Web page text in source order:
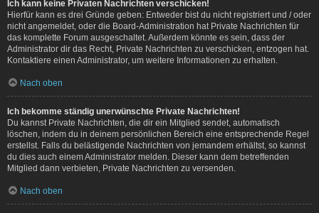
Ich kann keine Privaten Nachrichten verschicken!
Hierfür kann es drei Gründe geben: Entweder bist du nicht registriert und / oder
nicht angemeldet, oder die Board-Administration hat Private Nachrichten für
das komplette Forum ausgeschaltet. Außerdem könnte es sein, dass der
Administrator dir das Recht, Private Nachrichten zu verschicken, entzogen hat.
Kontaktiere einen Administrator, um weitere Informationen zu erhalten.
Nach oben
Ich bekomme ständig unerwünschte Private Nachrichten!
Du kannst Private Nachrichten, die dir ein Mitglied sendet, automatisch
löschen, indem du in deinem persönlichen Bereich eine entsprechende Regel
erstellst. Falls du belästigende Nachrichten von jemandem erhältst, so kannst
du dies auch einem Administrator melden. Dieser kann dem betreffenden
Mitglied dann verbieten, Private Nachrichten zu versenden.
Nach oben